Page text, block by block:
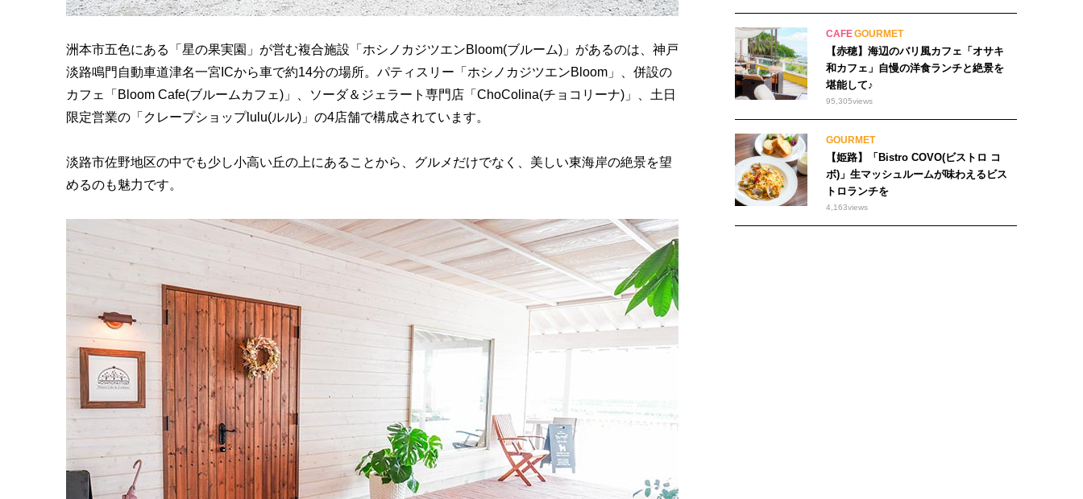
洲本市五色にある「星の果実園」が営む複合施設「ホシノカジツエンBloom(ブルーム)」があるのは、神戸
淡路鳴門自動車道津名一宮ICから車で約14分の場所。パティスリー「ホシノカジツエンBloom」、併設の
カフェ「Bloom Cafe(ブルームカフェ)」、ソーダ＆ジェラート専門店「ChoColina(チョコリーナ)」、土日
限定営業の「クレープショップlulu(ルル)」の4店舗で構成されています。
淡路市佐野地区の中でも少し小高い丘の上にあることから、グルメだけでなく、美しい東海岸の絶景を望
めるのも魅力です。
CAFEGOURMET
【赤穂】海辺のバリ風カフェ「オサキ
和カフェ」自慢の洋食ランチと絶景を
堪能して♪
95,305views
GOURMET
【姫路】「Bistro COVO(ビストロ コ
ボ)」生マッシュルームが味わえるビス
トロランチを
4,163views